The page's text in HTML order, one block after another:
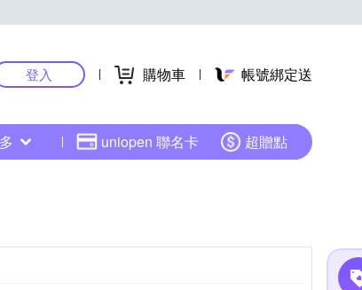
登入 購物車 帳號綁定送
uniopen 聯名卡 超贈點